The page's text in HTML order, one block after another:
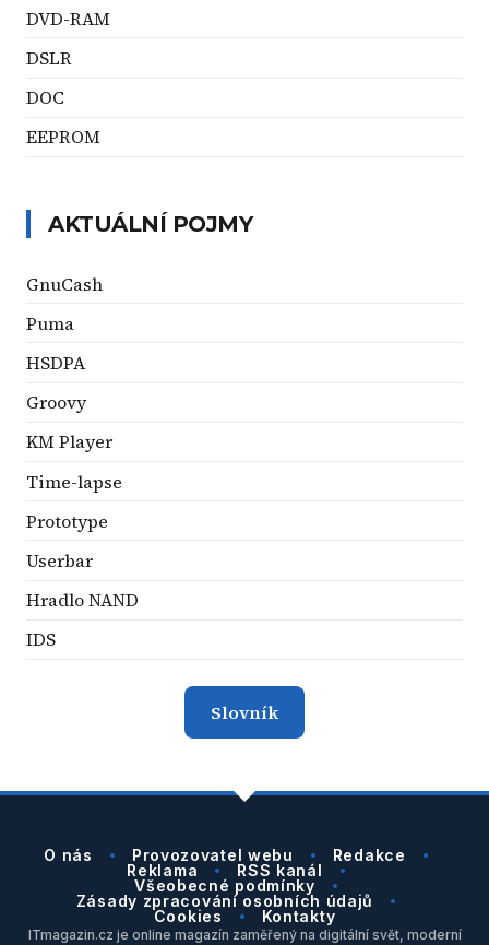
DVD-RAM
DSLR
DOC
EEPROM
AKTUÁLNÍ POJMY
GnuCash
Puma
HSDPA
Groovy
KM Player
Time-lapse
Prototype
Userbar
Hradlo NAND
IDS
Slovník
O nás Provozovatel webu
Redakce
Reklama
RSS kanál
Všeobecné podmínky
Zásady zpracování osobních údajů
Cookies
Kontakty
ITmagazin.cz je online magazín zaměřený na digitální svět, moderní